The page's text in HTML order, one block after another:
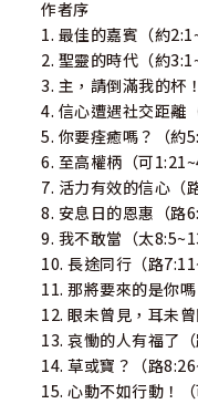
作者序
1. 最佳的嘉賓（約
2. 聖靈的時代（約
3. 主，請倒滿我的杯
4. 信心遭遇社交距離
5. 你要痊癒嗎？（約
6. 至高權柄（可
7. 活力有效的信心（
8. 安息日的恩惠（路
9. 我不敢當（太
10. 長途同行（路
11. 那將要來的是你嗎
12. 眼未曾見，耳未
13. 哀慟的人有福了（
14. 草或寶？（路
15. 心動不如行動！（